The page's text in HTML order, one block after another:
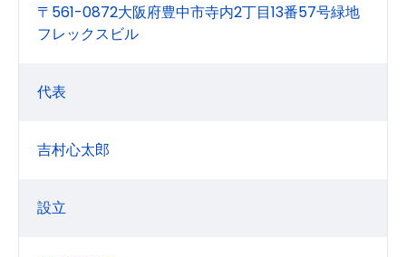
〒561-0872大阪府豊中市寺内2丁目13番57号緑地
フレックスビル
代表
吉村心太郎
設立